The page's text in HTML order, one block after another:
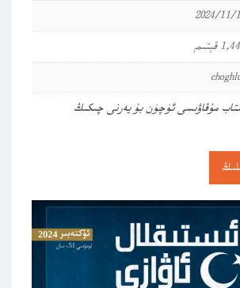
2024/11/
قېتىم
مۇقاۋىسى ئۈچۈن بۇ يەرنى چىكىڭ